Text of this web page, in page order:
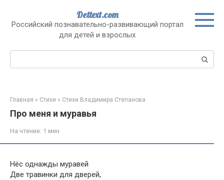
контенту
Dettext.com
Российский познавательно-развивающий портал
для детей и взрослых
Поиск:
Главная » Стихи » Стихи Владимира Степанова
Про меня и муравья
На чтение: 1 мин
Нёс однажды муравей
Две травинки для дверей,